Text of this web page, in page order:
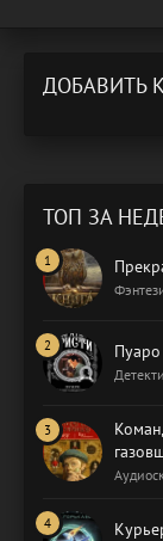
ДОБАВИТЬ
ТОП ЗА